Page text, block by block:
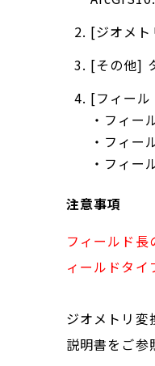
[ジオメト
[その他]
[フィール
・フィー
・フィー
・フィー
注意事項
フィールド
ィールドタイ
ジオメトリ変
説明書をご参